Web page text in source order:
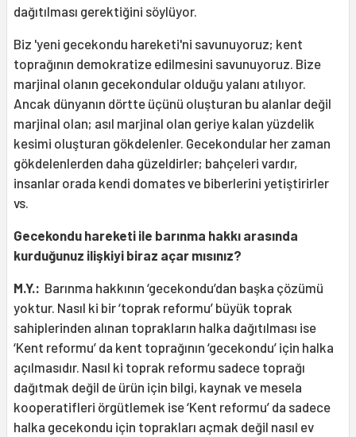
dağıtılması gerektiğini söylüyor.
Biz 'yeni gecekondu hareketi'ni savunuyoruz; kent
toprağının demokratize edilmesini savunuyoruz. Bize
marjinal olanın gecekondular olduğu yalanı atılıyor.
Ancak dünyanın dörtte üçünü oluşturan bu alanlar değil
marjinal olan; asıl marjinal olan geriye kalan yüzdelik
kesimi oluşturan gökdelenler. Gecekondular her zaman
gökdelenlerden daha güzeldirler; bahçeleri vardır,
insanlar orada kendi domates ve biberlerini yetiştirirler
vs.
Gecekondu hareketi ile barınma hakkı arasında
kurduğunuz ilişkiyi biraz açar mısınız?
M.Y.: Barınma hakkının ‘gecekondu’dan başka çözümü
yoktur. Nasıl ki bir ‘toprak reformu’ büyük toprak
sahiplerinden alınan toprakların halka dağıtılması ise
‘Kent reformu’ da kent toprağının ‘gecekondu’ için halka
açılmasıdır. Nasıl ki toprak reformu sadece toprağı
dağıtmak değil de ürün için bilgi, kaynak ve mesela
kooperatifleri örgütlemek ise ‘Kent reformu’ da sadece
halka gecekondu için toprakları açmak değil nasıl ev